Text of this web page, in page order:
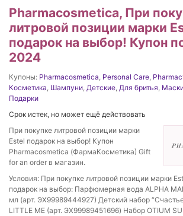
Pharmacosmetica, При
литровой позиции марки
подарок на выбор! Купон
2024
Купоны: Pharmacosmetica, Personal Care,
Косметика, Шампуни, Детские, Для бритья,
Подарки
Срок истек, но может ещё действовать
При покупке литровой позиции марки
Estel подарок на выбор! Купон
Pharmacosmetica (ФармаКосметика) Gift
for an order в магазин.
Условия: При покупке литровой позиции марки
подарок на выбор: Парфюмерная вода ALPHA
мл (арт. ЭХ99989444927) Детский набор
LITTLE ME (арт. ЭХ99989451696) Набор OTIUM